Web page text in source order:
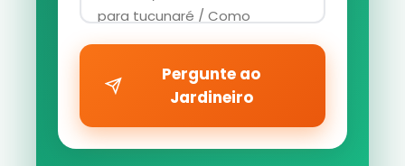
Pergunte ao
Jardineiro